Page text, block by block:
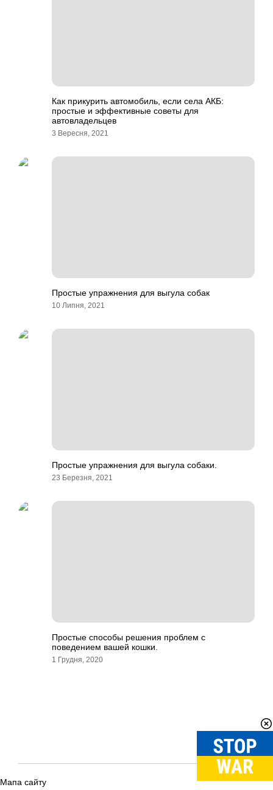
Как прикурить автомобиль, если села АКБ:
простые и эффективные советы для
автовладельцев
3 Вересня, 2021
Простые упражнения для выгула собак
10 Липня, 2021
Простые упражнения для выгула собаки.
23 Березня, 2021
Простые способы решения проблем с
поведением вашей кошки.
1 Грудня, 2020
Мапа сайту